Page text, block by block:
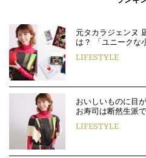
元タカラジェンヌ
は？ 「ユニークな
LIFESTYLE
おいしいものに目
お寿司は断然生派
LIFESTYLE